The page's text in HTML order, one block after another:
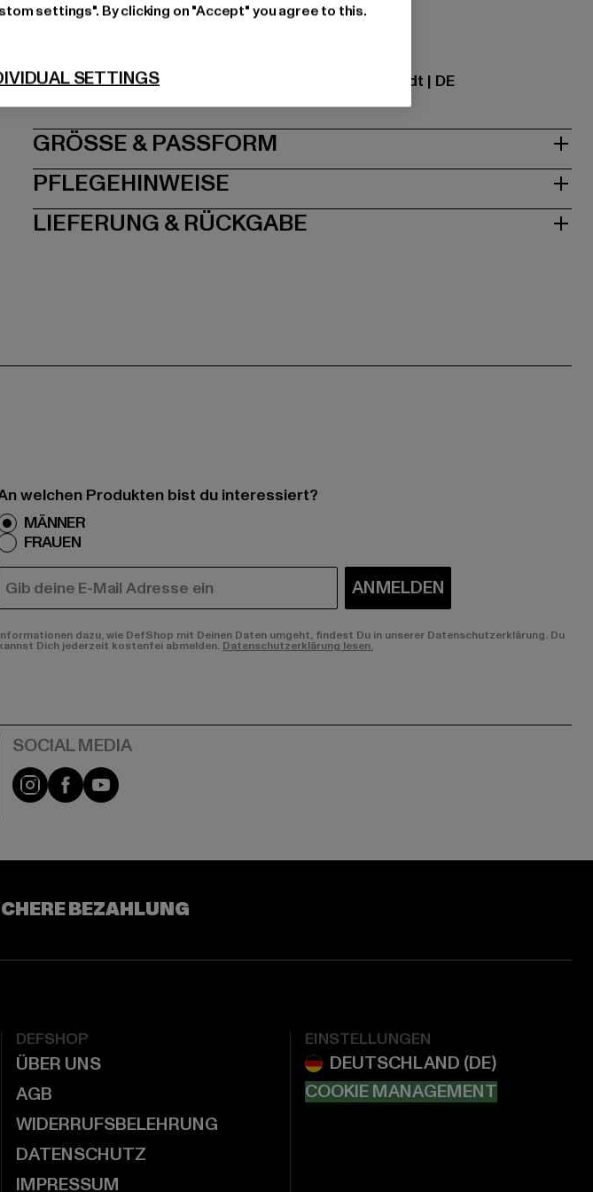
Art.Nr: TB1913-02914
Dr.-Robert-Murjahn-Straße 7 | 64372 Ober-Ramstadt | DE
GRÖSSE & PASSFORM
PFLEGEHINWEISE
LIEFERUNG & RÜCKGABE
welchen Produkten bist du interessiert?
MÄNNER
FRAUEN
E-MAIL ANMELDEN
dazu, wie DefShop mit Deinen Daten umgeht, findest Du in unserer Datenschutzerklärung. Du
Dich jederzeit kostenfei abmelden. Datenschutzerklärung lesen.
Instagram
FacebookYouTube
BEZAHLUNG
DEFSHOP
ÜBER UNS
AGB
WIDERRUFSBELEHRUNG
DATENSCHUTZ
IMPRESSUM
EINSTELLUNGEN
COOKIE MANAGEMENT
settings". By clicking on "Accept" you agree to this.
SETTINGS